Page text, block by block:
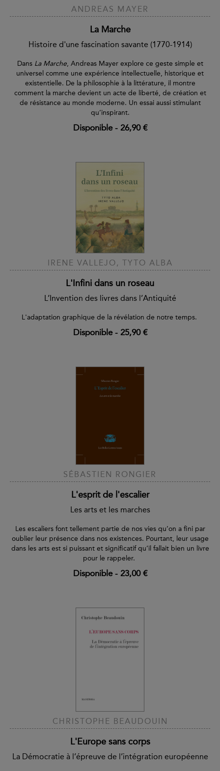
ANDREAS MAYER
La Marche
Histoire d'une fascination savante (1770-1914)
Dans La Marche, Andreas Mayer explore ce geste simple et
universel comme une expérience intellectuelle, historique et
existentielle. De la philosophie à la littérature, il montre
comment la marche devient un acte de liberté, de création et
de résistance au monde moderne. Un essai aussi stimulant
qu’inspirant.
Disponible- 26,90 €
IRENE VALLEJO, TYTO ALBA
L'Infini dans un roseau
L’Invention des livres dans l’Antiquité
L'adaptation graphique de la révélation de notre temps.
Disponible- 25,90 €
SÉBASTIEN RONGIER
L'esprit de l'escalier
Les arts et les marches
Les escaliers font tellement partie de nos vies qu’on a fini par
oublier leur présence dans nos existences. Pourtant, leur usage
dans les arts est si puissant et significatif qu’il fallait bien un livre
pour le rappeler.
Disponible- 23,00 €
CHRISTOPHE BEAUDOUIN
L'Europe sans corps
La Démocratie à l’épreuve de l’intégration européenne